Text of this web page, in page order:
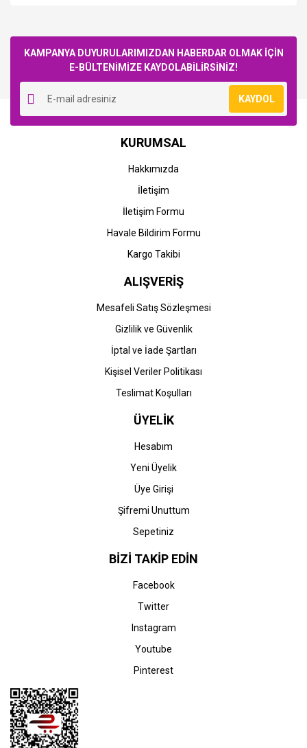
KAMPANYA DUYURULARIMIZDAN HABERDAR OLMAK İÇİN
E-BÜLTENİMİZE KAYDOLABİLİRSİNİZ!
KAYDOL
KURUMSAL
Hakkımızda
İletişim
İletişim Formu
Havale Bildirim Formu
Kargo Takibi
ALIŞVERİŞ
Mesafeli Satış Sözleşmesi
Gizlilik ve Güvenlik
İptal ve İade Şartları
Kişisel Veriler Politikası
Teslimat Koşulları
ÜYELİK
Hesabım
Yeni Üyelik
Üye Girişi
Şifremi Unuttum
Sepetiniz
BİZİ TAKİP EDİN
Facebook
Twitter
Instagram
Youtube
Pinterest